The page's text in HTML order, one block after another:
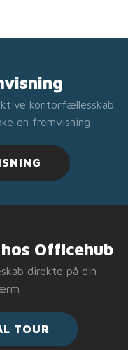
kontorfællesskab
en fremvisning
Officehub
direkte på din
TOUR